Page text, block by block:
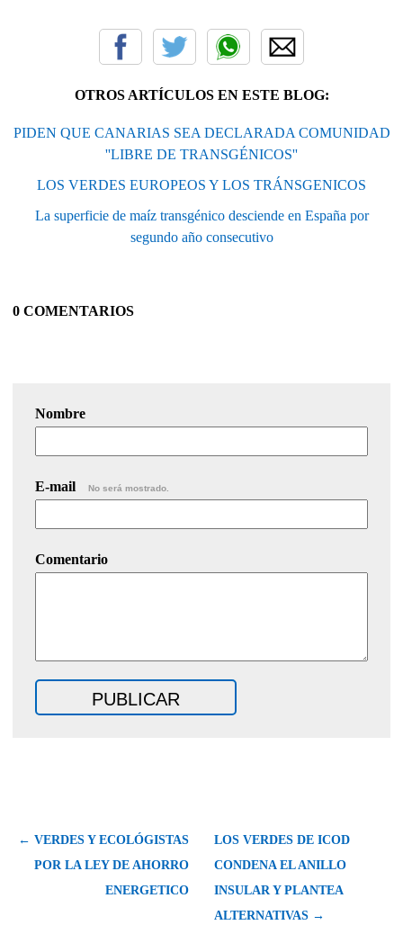
OTROS ARTÍCULOS EN ESTE BLOG:
PIDEN QUE CANARIAS SEA DECLARADA COMUNIDAD
''LIBRE DE TRANSGÉNICOS''
LOS VERDES EUROPEOS Y LOS TRÁNSGENICOS
La superficie de maíz transgénico desciende en España por
segundo año consecutivo
0 COMENTARIOS
Nombre
E-mail No será mostrado.
Comentario
← VERDES Y ECOLÓGISTAS
POR LA LEY DE AHORRO
ENERGETICO
LOS VERDES DE ICOD
CONDENA EL ANILLO
INSULAR Y PLANTEA
ALTERNATIVAS →